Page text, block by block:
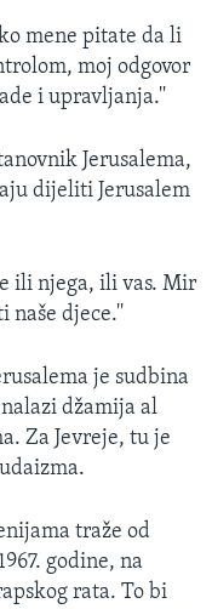
mene pitate da li
moj odgovor
i upravljanja.''
Jerusalema,
dijeliti Jerusalem
ili njega, ili vas. Mir
naše djece.''
je sudbina
džamija al
Za Jevreje, tu je
traže od
godine, na
rata. To bi